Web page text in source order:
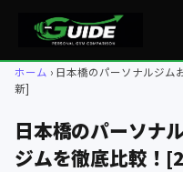
ホーム
日本橋のパーソナルジム
新]
日本橋のパーソナ
ジムを徹底比較！